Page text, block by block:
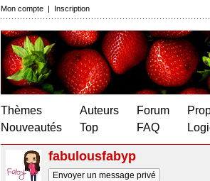
Mon compte | Inscription
Thèmes
Nouveautés
Auteurs
Top
Forum
FAQ
fabulousfabyp
Envoyer un message privé